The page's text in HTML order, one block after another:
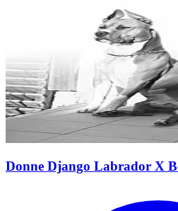
Donne Django Labrador X